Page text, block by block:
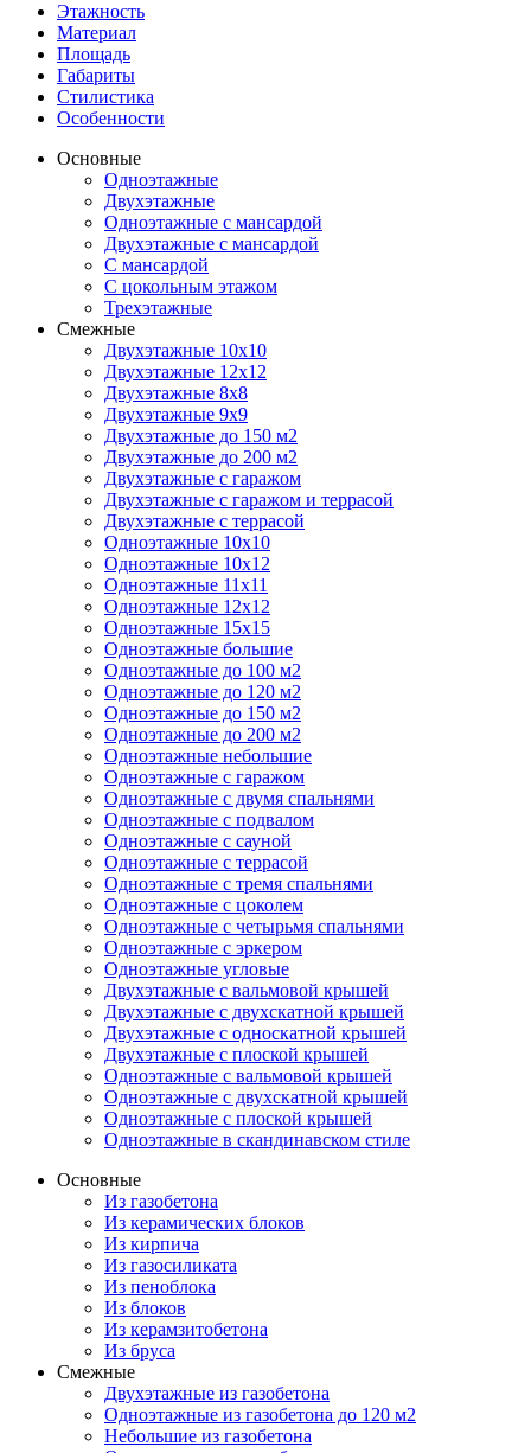
Этажность
Материал
Площадь
Габариты
Стилистика
Особенности
Основные
Одноэтажные
Двухэтажные
Одноэтажные с мансардой
Двухэтажные с мансардой
С мансардой
С цокольным этажом
Трехэтажные
Смежные
Двухэтажные 10х10
Двухэтажные 12х12
Двухэтажные 8х8
Двухэтажные 9х9
Двухэтажные до 150 м2
Двухэтажные до 200 м2
Двухэтажные с гаражом
Двухэтажные с гаражом и террасой
Двухэтажные с террасой
Одноэтажные 10х10
Одноэтажные 10х12
Одноэтажные 11х11
Одноэтажные 12х12
Одноэтажные 15х15
Одноэтажные большие
Одноэтажные до 100 м2
Одноэтажные до 120 м2
Одноэтажные до 150 м2
Одноэтажные до 200 м2
Одноэтажные небольшие
Одноэтажные с гаражом
Одноэтажные с двумя спальнями
Одноэтажные с подвалом
Одноэтажные с сауной
Одноэтажные с террасой
Одноэтажные с тремя спальнями
Одноэтажные с цоколем
Одноэтажные с четырьмя спальнями
Одноэтажные с эркером
Одноэтажные угловые
Двухэтажные с вальмовой крышей
Двухэтажные с двухскатной крышей
Двухэтажные с односкатной крышей
Двухэтажные с плоской крышей
Одноэтажные с вальмовой крышей
Одноэтажные с двухскатной крышей
Одноэтажные с плоской крышей
Одноэтажные в скандинавском стиле
Основные
Из газобетона
Из керамических блоков
Из кирпича
Из газосиликата
Из пеноблока
Из блоков
Из керамзитобетона
Из бруса
Смежные
Двухэтажные из газобетона
Одноэтажные из газобетона до 120 м2
Небольшие из газобетона